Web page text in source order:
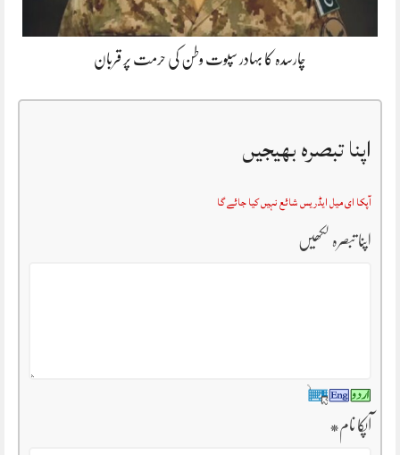
چارسدہ کا بہادر سپوت وطن کی حرمت پر قربان
اپنا تبصرہ بھیجیں
آپکا ای میل ایڈریس شائع نہیں کیا جائے گا
اپنا تبصرہ لکھیں
آپکا نام*